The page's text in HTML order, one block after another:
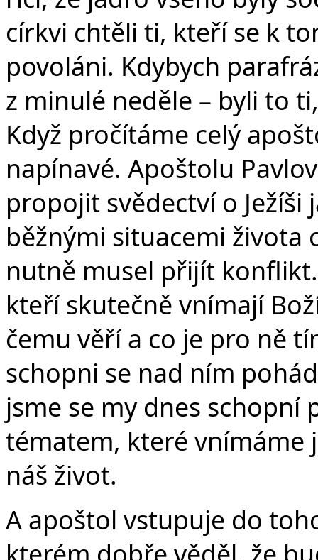
církvi chtěli ti, kteří se k
povoláni. Kdybych
z minulé neděle – byli to
Když pročítáme celý
napínavé. Apoštolu
propojit svědectví o
běžnými situacemi života
nutně musel přijít
kteří skutečně vnímají
čemu věří a co je pro ně
schopni se nad ním
jsme se my dnes
tématem, které vnímáme
náš život.
A apoštol vstupuje do